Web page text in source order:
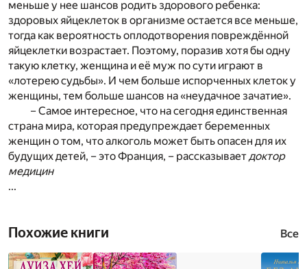
меньше у нее шансов родить здорового ребенка:
здоровых яйцеклеток в организме остается все меньше,
тогда как вероятность оплодотворения повреждённой
яйцеклетки возрастает. Поэтому, поразив хотя бы одну
такую клетку, женщина и её муж по сути играют в
«лотерею судьбы». И чем больше испорченных клеток у
женщины, тем больше шансов на «неудачное зачатие».
– Самое интересное, что на сегодня единственная
страна мира, которая предупреждает беременных
женщин о том, что алкоголь может быть опасен для их
будущих детей, – это Франция, – рассказываетдоктор
медицин
...
Похожие книги Все